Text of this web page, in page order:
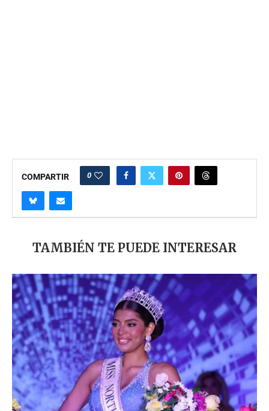
COMPARTIR 0
TAMBIÉN TE PUEDE INTERESAR